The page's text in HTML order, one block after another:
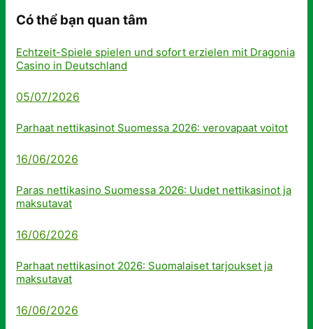
Có thể bạn quan tâm
Echtzeit-Spiele spielen und sofort erzielen mit Dragonia
Casino in Deutschland
05/07/2026
Parhaat nettikasinot Suomessa 2026: verovapaat voitot
16/06/2026
Paras nettikasino Suomessa 2026: Uudet nettikasinot ja
maksutavat
16/06/2026
Parhaat nettikasinot 2026: Suomalaiset tarjoukset ja
maksutavat
16/06/2026